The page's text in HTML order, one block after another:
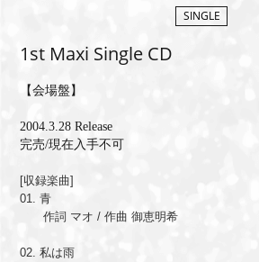
MEMBERS
SINGLE
1st Maxi Single CD
【会場盤】
2004.3.28 Release
完売/現在入手不可
[収録楽曲]
01. 青
作詞 マオ / 作曲 御恵明希
02. 私は雨